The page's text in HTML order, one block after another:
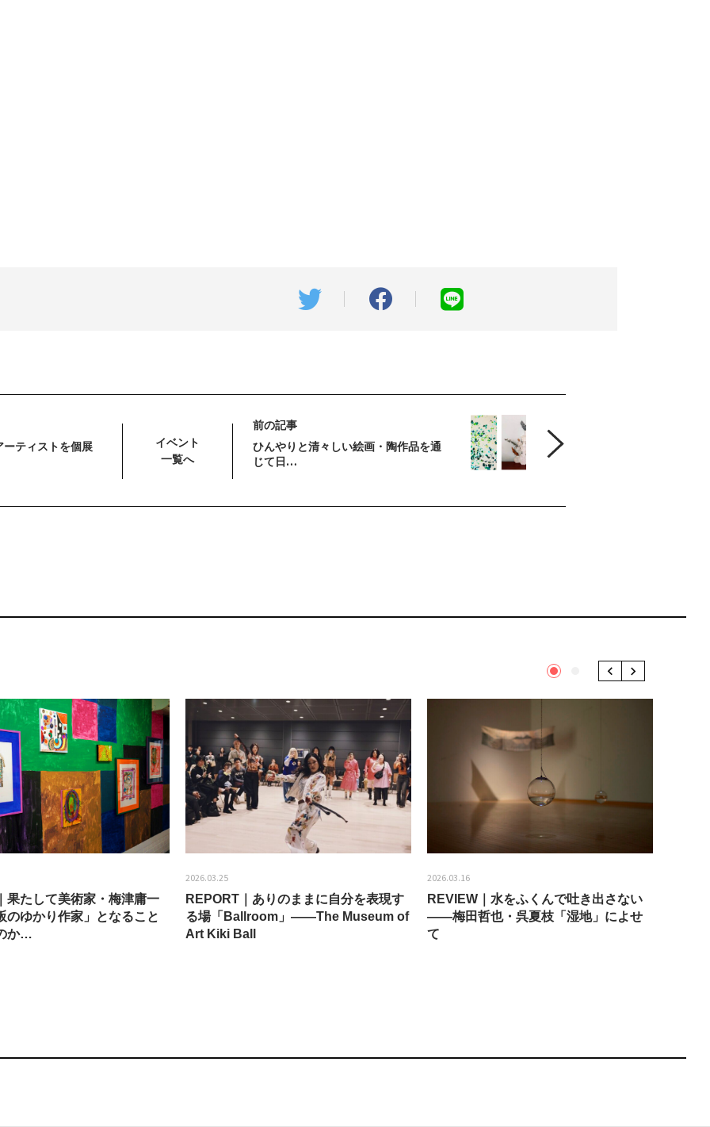
イベント
一覧へ
前の記事
ひんやりと清々しい絵画・陶作品を通
じて日…
ティストを個展
1 Previous
Next
果たして美術家・梅津庸一
のゆかり作家」となること
か…
2026.03.25
REPORT｜ありのままに自分を表現す
る場「Ballroom」——The Museum of
Art Kiki Ball
2026.03.16
REVIEW｜水をふくんで吐き出さない
——梅田哲也・呉夏枝「湿地」によせ
て